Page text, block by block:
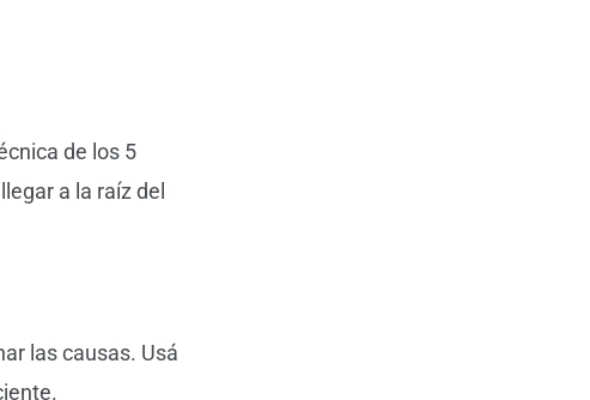
de los 5
a la raíz del
las causas. Usá